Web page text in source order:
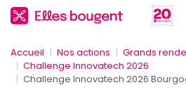
Accueil Nos actions
Grands
Challenge Innovatech 2026
Challenge Innovatech 2026